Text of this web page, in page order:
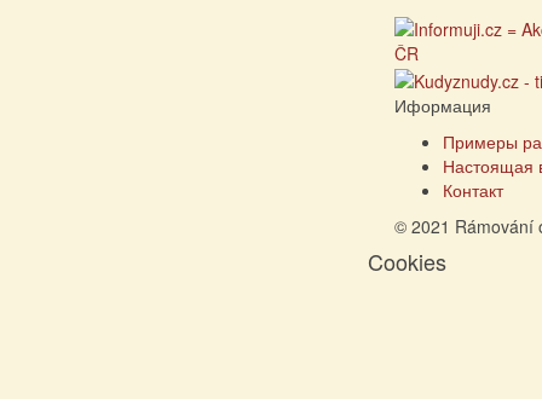
Иформация
Примеры
Настоящая
Контакт
© 2021 Rámování
Cookies